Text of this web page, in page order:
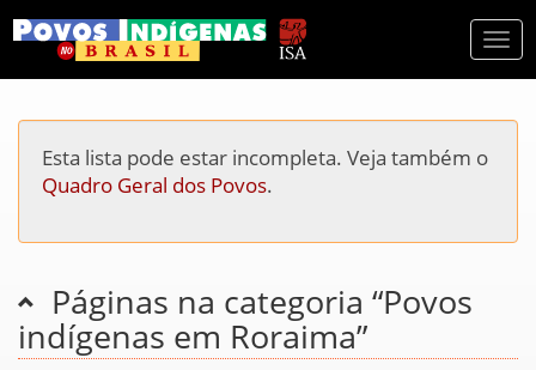
Esta lista pode estar incompleta. Veja também o
Quadro Geral dos Povos.
Páginas na categoria “Povos
indígenas em Roraima”